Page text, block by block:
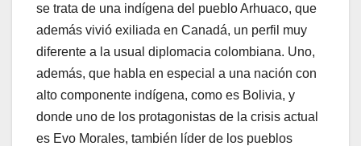
se trata de una indígena del pueblo Arhuaco, que
además vivió exiliada en Canadá, un perfil muy
diferente a la usual diplomacia colombiana. Uno,
además, que habla en especial a una nación con
alto componente indígena, como es Bolivia, y
donde uno de los protagonistas de la crisis actual
es Evo Morales, también líder de los pueblos